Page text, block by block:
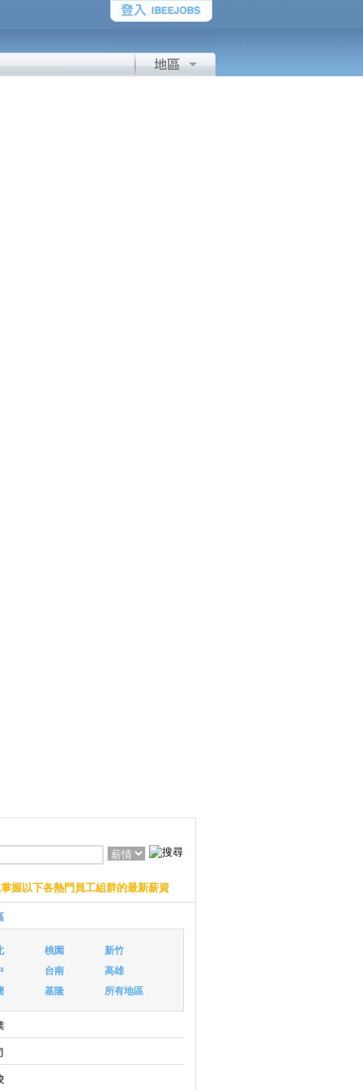
握以下各熱門員工組群的最新薪資
桃園
新竹
台南
高雄
基隆 所有地區